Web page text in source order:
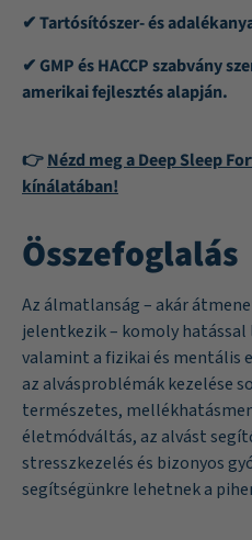
✔ Tartósítószer- és
✔ GMP és HACCP szabvány
amerikai fejlesztés alapján.
👉Nézd meg a Deep Sleep
kínálatában!
Összefoglalás
Az álmatlanság – akár
jelentkezik – komoly
valamint a fizikai és mentális
az alvásproblémák kezelése
természetes,
életmódváltás, az alvást
stresszkezelés és bizonyos
segítségünkre lehetnek a